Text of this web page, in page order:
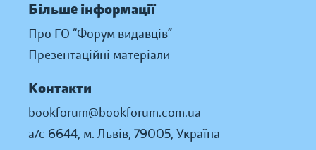
Більше інформації
Про ГО “Форум видавців”
Презентаційні матеріали
Контакти
bookforum@bookforum.com.ua
а/с 6644, м. Львів, 79005, Україна